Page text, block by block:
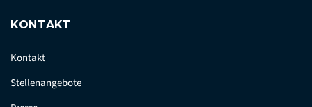
KONTAKT
Kontakt
Stellenangebote